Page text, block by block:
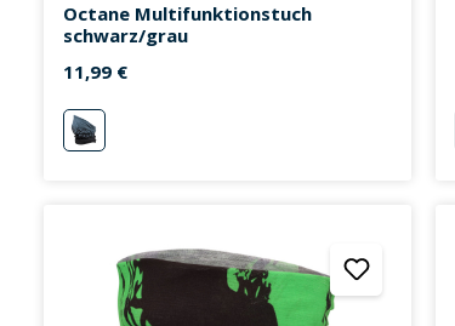
Octane Multifunktionstuch
schwarz/grau
11,99 €
schwarz/grau